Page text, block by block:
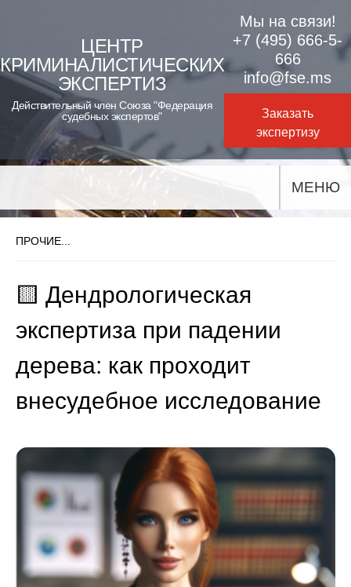
content
ЦЕНТР
КРИМИНАЛИСТИЧЕСКИХ
ЭКСПЕРТИЗ
Действительный член Союза "Федерация
судебных экспертов"
Мы на связи!
+7 (495) 666-5-
666
info@fse.ms
Заказать
экспертизу
МЕНЮ
ПРОЧИЕ...
🟨 Дендрологическая
экспертиза при падении
дерева: как проходит
внесудебное исследование